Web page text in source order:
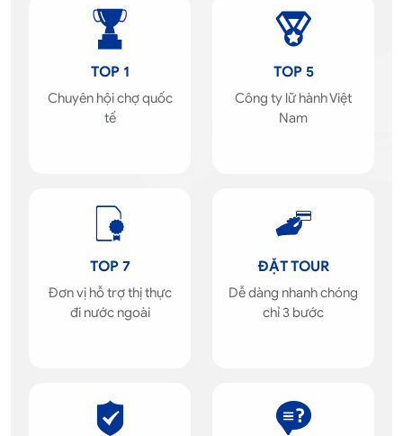
TOP 1
Chuyên hội chợ quốc
tế
TOP 5
Công ty lữ hành Việt
Nam
TOP 7
Đơn vị hỗ trợ thị thực
đi nước ngoài
ĐẶT TOUR
Dễ dàng nhanh chóng
chỉ 3 bước